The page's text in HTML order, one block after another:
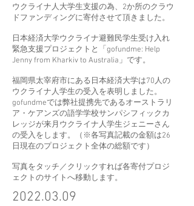
​ウクライナ人大学生支援の為、2か所のクラウ
ドファンディングに寄付させて頂きました。
日本経済大学ウクライナ避難民学生受け入れ
緊急支援プロジェクトと「gofundme: Help
Jenny from Kharkiv to Australia」です。
福岡県太宰府市にある日本経済大学は70人の
ウクライナ人学生の受入を表明しました。
gofundmeでは弊社提携先であるオーストラリ
ア・ケアンズの語学学校サンパシフィックカ
レッジが来月ウクライナ人学生ジェニーさん
の受入をします。（※各写真記載の金額は26
日現在のプロジェクト全体の総額です）
​写真をタッチ／クリックすれば各寄付プロジ
ェクトのサイトへ移動します。
2022.03.09